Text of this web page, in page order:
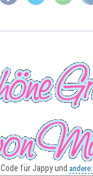
Code für Jappy und andere: